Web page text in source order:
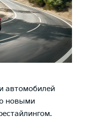
автомобилей
новыми